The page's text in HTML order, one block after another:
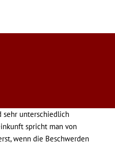
sehr unterschiedlich
spricht man von
wenn die Beschwerden